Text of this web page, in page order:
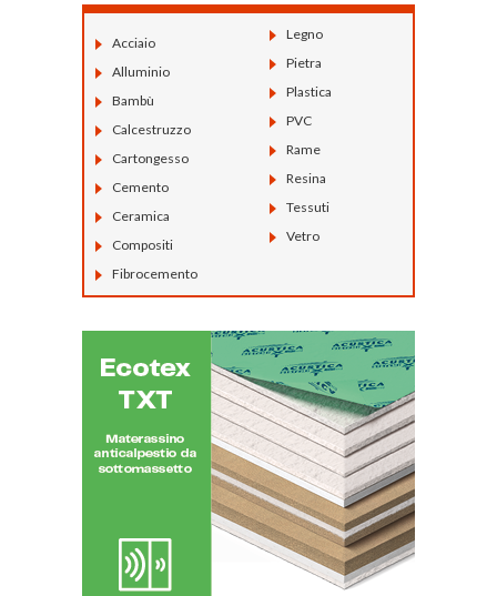
Acciaio
Alluminio
Bambù
Calcestruzzo
Cartongesso
Cemento
Ceramica
Compositi
Fibrocemento
Legno
Pietra
Plastica
PVC
Rame
Resina
Tessuti
Vetro